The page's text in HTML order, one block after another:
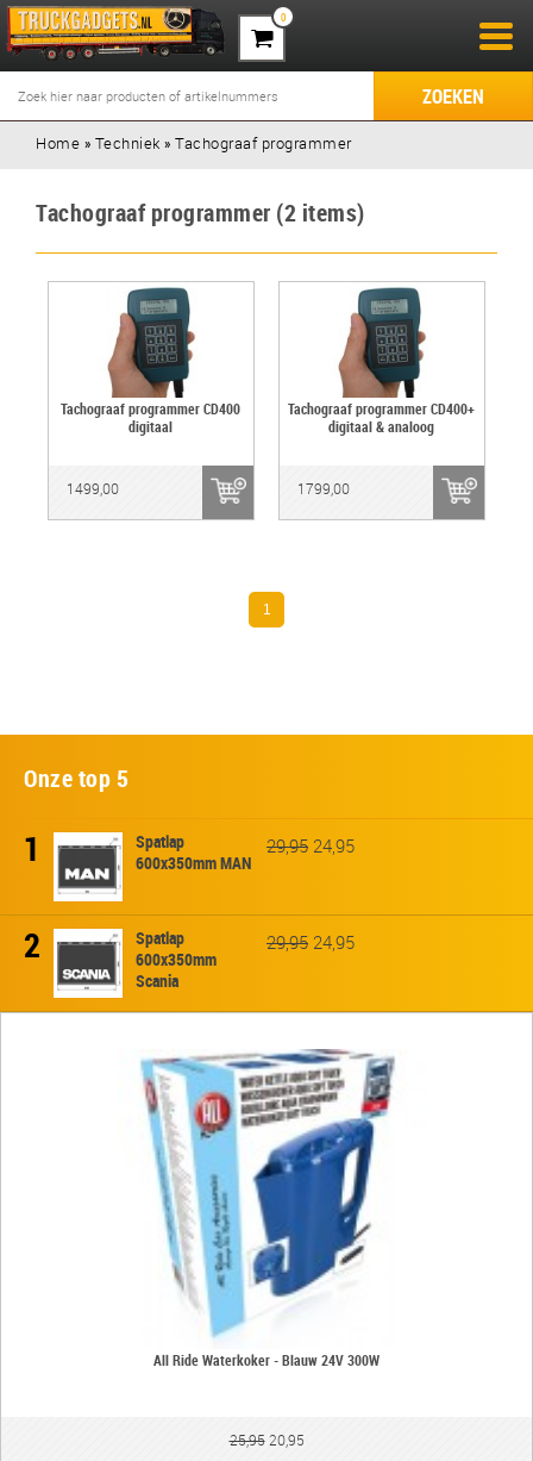
0
ZOEKEN
Home » Techniek » Tachograaf programmer
Tachograaf programmer (2 items)
Tachograaf programmer CD400
digitaal
1499,00
Tachograaf programmer CD400+
digitaal & analoog
1799,00
1
Onze top 5
1
Spatlap
600x350mm MAN
29,95 24,95
2
Spatlap
600x350mm
Scania
29,95 24,95
All Ride Waterkoker - Blauw 24V 300W
25,9520,95